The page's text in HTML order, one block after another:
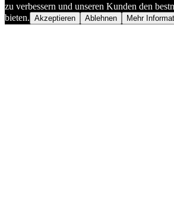
zu verbessern und unseren Kunden den
bieten. Akzeptieren Ablehnen Mehr